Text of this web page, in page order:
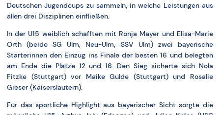
Deutschen Jugendcups zu sammeln, in welche Leistungen aus
allen drei Disziplinen einfließen.
In der U15 weiblich schafften mit Ronja Mayer und Elisa-Marie
Orth (beide SG Ulm, Neu-Ulm, SSV Ulm) zwei bayerische
Starterinnen den Einzug ins Finale der besten 16 und belegten
am Ende die Plätze 12 und 16. Den Sieg sicherte sich Nola
Fitzke (Stuttgart) vor Maike Gulde (Stuttgart) und Rosalie
Gieser (Kaiserslautern).
Für das sportliche Highlight aus bayerischer Sicht sorgte die